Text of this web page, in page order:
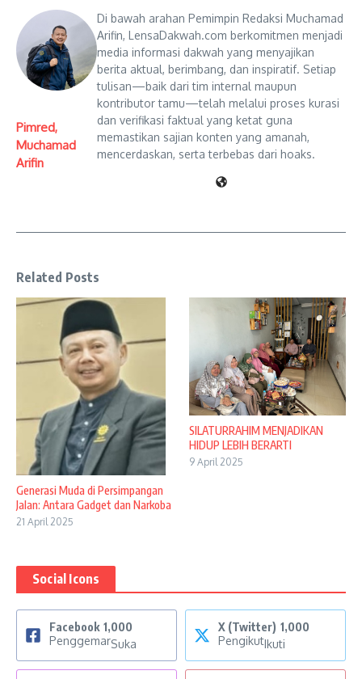
Pimred,
Muchamad
Arifin
Di bawah arahan Pemimpin Redaksi Muchamad
Arifin, LensaDakwah.com berkomitmen menjadi
media informasi dakwah yang menyajikan
berita aktual, berimbang, dan inspiratif. Setiap
tulisan—baik dari tim internal maupun
kontributor tamu—telah melalui proses kurasi
dan verifikasi faktual yang ketat guna
memastikan sajian konten yang amanah,
mencerdaskan, serta terbebas dari hoaks.
Related Posts
Generasi Muda di Persimpangan
Jalan: Antara Gadget dan Narkoba
21 April 2025
SILATURRAHIM MENJADIKAN
HIDUP LEBIH BERARTI
9 April 2025
Social Icons
Facebook 1,000
PenggemarSuka
X (Twitter) 1,000
Pengikut Ikuti